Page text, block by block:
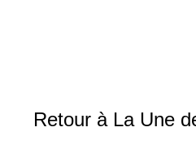
Retour à La Une